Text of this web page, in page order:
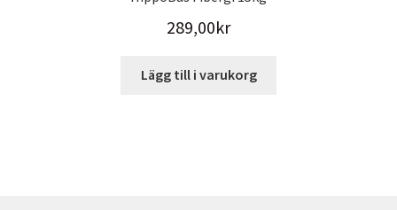
289,00kr
Lägg till i varukorg